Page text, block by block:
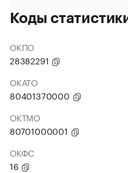
Коды
ОКПО
28382291
ОКАТО
80401370000
ОКТМО
80701000001
ОКФС
16